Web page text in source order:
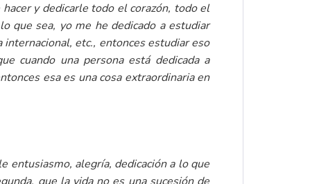
y dedicarle todo el corazón, todo el
que sea, yo me he dedicado a estudiar
etc., entonces estudiar eso
cuando una persona está dedicada a
esa es una cosa extraordinaria en
entusiasmo, alegría, dedicación a lo que